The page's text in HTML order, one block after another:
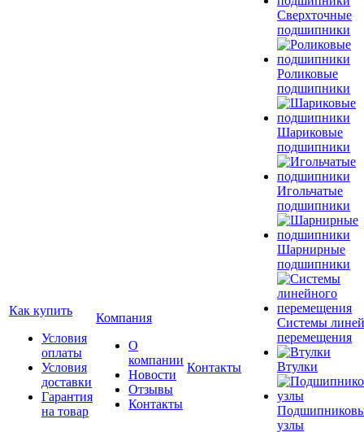
Как купить
Условия
оплаты
Условия
доставки
Гарантия
на товар
Компания
О
компании
Новости
Отзывы
Контакты
Контакты
Сверхточные
подшипники
Роликовые
подшипники
Шариковые
подшипники
Игольчатые
подшипники
Шарнирные
подшипники
Системы
перемещения
Втулки
узлы